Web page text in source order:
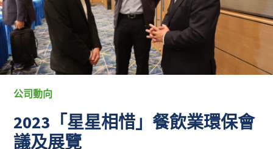
公司動向
2023「星星相惜」餐飲業環保會
議及展覽